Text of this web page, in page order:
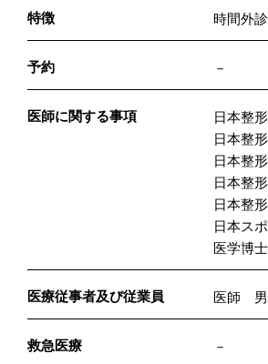
特徴 時間外
予約 －
医師に関する事項
日本整
日本整
日本整
日本整
日本整
日本ス
医学博士
医療従事者及び従業員 医師 男
救急医療 －